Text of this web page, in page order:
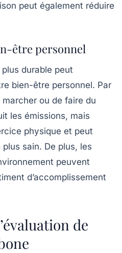
peut également réduire
être personnel
durable peut
bien-être personnel. Par
ou de faire du
les émissions, mais
physique et peut
sain. De plus, les
peuvent
d’accomplissement
de